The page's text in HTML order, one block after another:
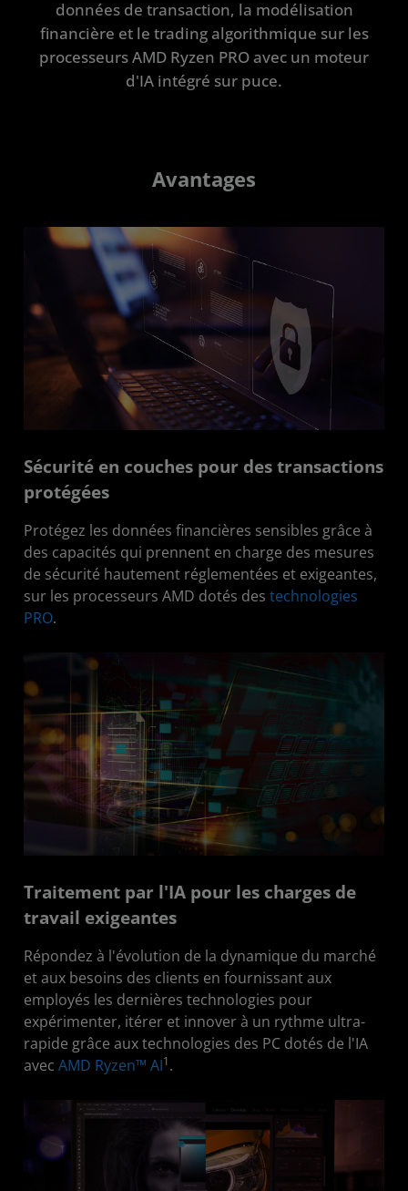
Démarrer
données de transaction, la modélisation
financière et le trading algorithmique sur les
processeurs AMD Ryzen PRO avec un moteur
d'IA intégré sur puce.
Avantages
Sécurité en couches pour des transactions
protégées
Protégez les données financières sensibles grâce à
des capacités qui prennent en charge des mesures
de sécurité hautement réglementées et exigeantes,
sur les processeurs AMD dotés des technologies
PRO.
Traitement par l'IA pour les charges de
travail exigeantes
Répondez à l'évolution de la dynamique du marché
et aux besoins des clients en fournissant aux
employés les dernières technologies pour
expérimenter, itérer et innover à un rythme ultra-
rapide grâce aux technologies des PC dotés de l'IA
avec AMD Ryzen™ AI1.